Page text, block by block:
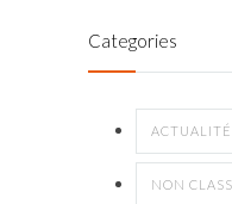
Categories
NON